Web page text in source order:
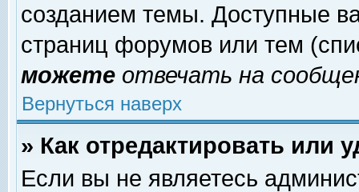
созданием темы. Доступные
страниц форумов или тем
можете отвечать на
Вернуться наверх
» Как отредактировать или
Если вы не являетесь